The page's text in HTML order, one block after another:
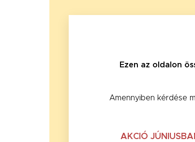
Ezen az oldalon
Amennyiben kérdése
AKCIÓ